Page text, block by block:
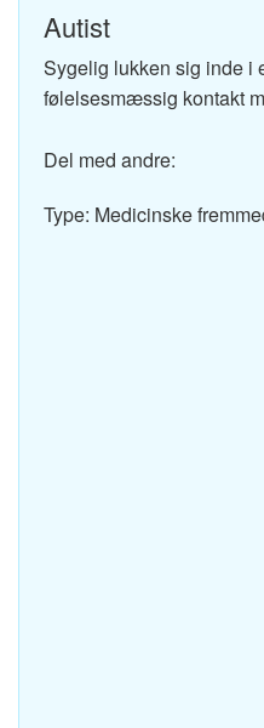
Autist
Sygelig lukken sig inde i
følelsesmæssig kontakt
Del med andre:
Type: Medicinske